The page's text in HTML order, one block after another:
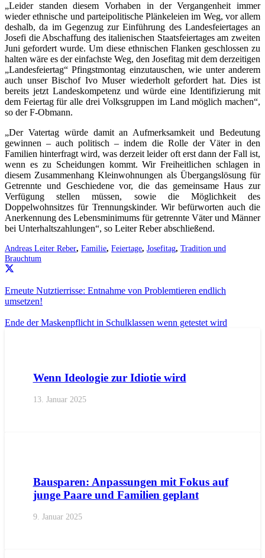
„Leider standen diesem Vorhaben in der Vergangenheit immer
wieder ethnische und parteipolitische Plänkeleien im Weg, vor allem
deshalb, da im Gegenzug zur Einführung des Landesfeiertages an
Josefi die Abschaffung des italienischen Staatsfeiertages am zweiten
Juni gefordert wurde. Um diese ethnischen Flanken geschlossen zu
halten wäre es der einfachste Weg, den Josefitag mit dem derzeitigen
„Landesfeiertag“ Pfingstmontag einzutauschen, wie unter anderem
auch unser Bischof Ivo Muser wiederholt gefordert hat. Dies ist
bereits jetzt Landeskompetenz und würde eine Identifizierung mit
dem Feiertag für alle drei Volksgruppen im Land möglich machen“,
so der F-Obmann.
„Der Vatertag würde damit an Aufmerksamkeit und Bedeutung
gewinnen – auch politisch – indem die Rolle der Väter in den
Familien hinterfragt wird, was derzeit leider oft erst dann der Fall ist,
wenn es zu Scheidungen kommt. Wir Freiheitlichen schlagen in
diesem Zusammenhang Kleinwohnungen als Übergangslösung für
Getrennte und Geschiedene vor, die das gemeinsame Haus zur
Verfügung stellen müssen, sowie die Möglichkeit des
Doppelwohnsitzes für Trennungskinder. Wir befürworten auch die
Anerkennung des Lebensminimums für getrennte Väter und Männer
bei Unterhaltszahlungen“, so Leiter Reber abschließend.
Andreas Leiter Reber, Familie, Feiertage, Josefitag, Tradition und
Brauchtum
Erneute Nutztierrisse: Entnahme von Problemtieren endlich
umsetzen!
Ende der Maskenpflicht in Schulklassen wenn getestet wird
Wenn Ideologie zur Idiotie wird
13. Januar 2025
Bausparen: Anpassungen mit Fokus auf
junge Paare und Familien geplant
9. Januar 2025